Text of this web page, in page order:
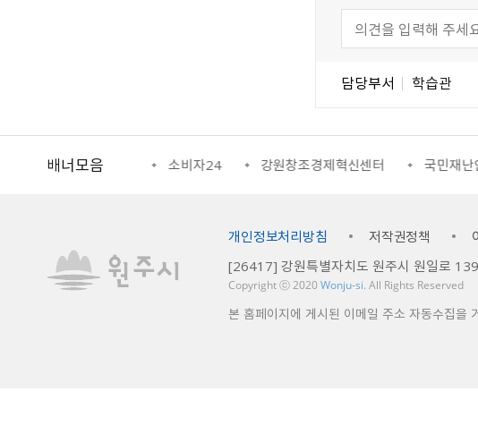
담당부서 학습관
배너모음
강원자비스 소비자24 강원창조경제혁신센터 국민재난
개인정보처리방침 저작권정책
[26417] 강원특별자치도 원주시 원일로 139
Copyright ⓒ 2020 Wonju-si. All Rights Reserved
본 홈페이지에 게시된 이메일 주소 자동수집을